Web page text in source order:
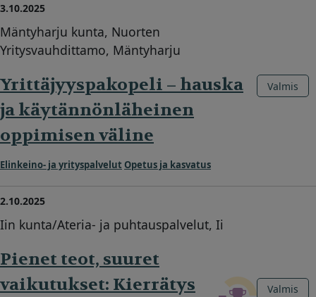
3.10.2025
Mäntyharju kunta, Nuorten
Yritysvauhdittamo, Mäntyharju
Yrittäjyyspakopeli – hauska
ja käytännönläheinen
oppimisen väline
Elinkeino- ja yrityspalvelut Opetus ja kasvatus
Valmis
2.10.2025
Iin kunta/Ateria- ja puhtauspalvelut, Ii
Pienet teot, suuret
vaikutukset: Kierrätys
Valmis